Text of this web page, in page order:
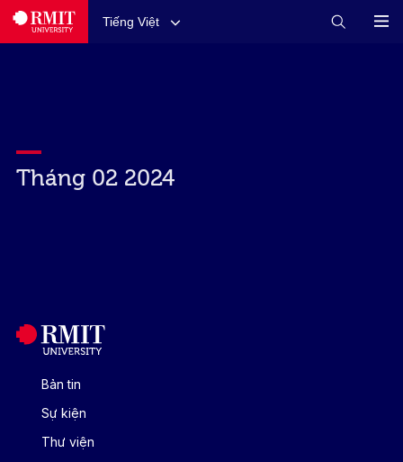
Tiếng Việt
Tháng 02 2024
Bản tin
Sự kiện
Thư viện